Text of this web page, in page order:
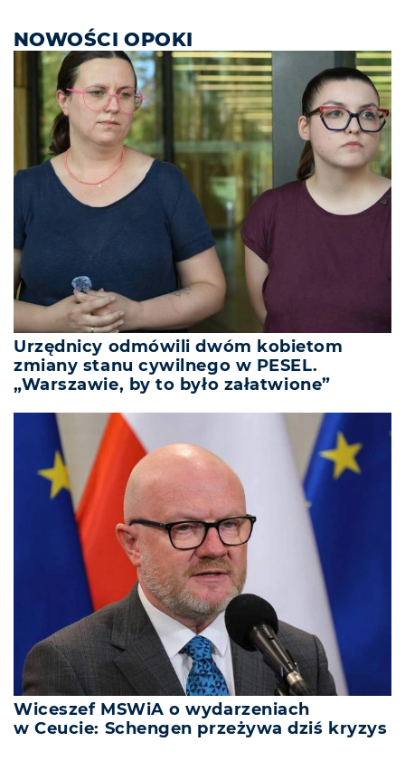
NOWOŚCI OPOKI
Urzędnicy odmówili dwóm kobietom
zmiany stanu cywilnego w PESEL.
„Warszawie, by to było załatwione”
Wiceszef MSWiA o wydarzeniach
w Ceucie: Schengen przeżywa dziś kryzys